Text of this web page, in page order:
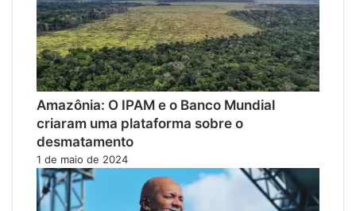
Amazônia: O IPAM e o Banco Mundial
criaram uma plataforma sobre o
desmatamento
1 de maio de 2024